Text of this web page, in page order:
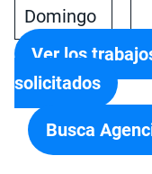
Domingo
Ver los
solicitados
Busca